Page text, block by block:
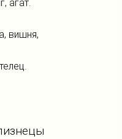
агат.
вишня,